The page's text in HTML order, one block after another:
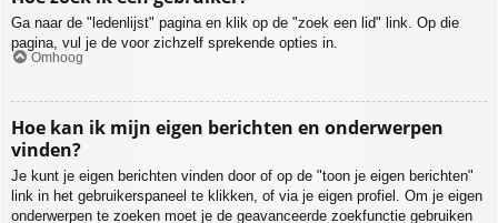
Ga naar de "ledenlijst" pagina en klik op de "zoek een lid" link. Op die
pagina, vul je de voor zichzelf sprekende opties in.
Omhoog
Hoe kan ik mijn eigen berichten en onderwerpen
vinden?
Je kunt je eigen berichten vinden door of op de "toon je eigen berichten"
link in het gebruikerspaneel te klikken, of via je eigen profiel. Om je eigen
onderwerpen te zoeken moet je de geavanceerde zoekfunctie gebruiken